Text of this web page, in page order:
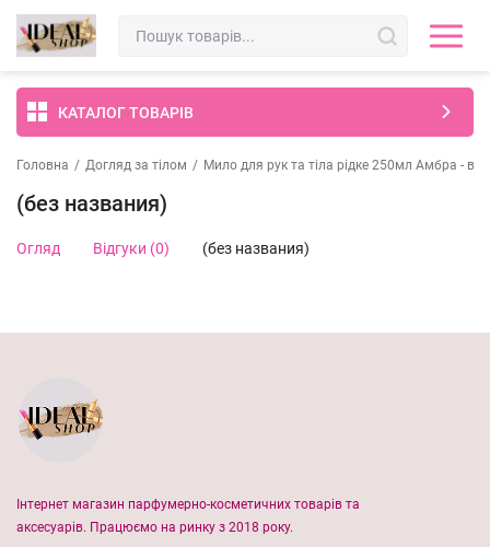
КАТАЛОГ ТОВАРІВ
Головна / Догляд за тілом / Мило для рук та тіла рідке 250мл Амбра -
(без названия)
Огляд Відгуки (0) (без названия)
Інтернет магазин парфумерно-косметичних товарів та
аксесуарів. Працюємо на ринку з 2018 року.